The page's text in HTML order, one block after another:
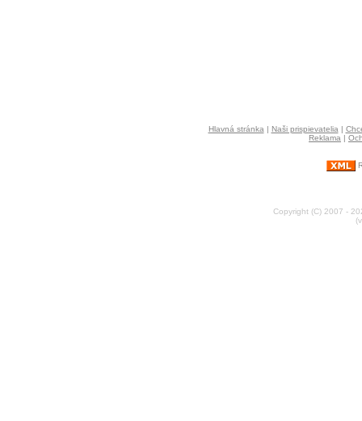
Hlavná stránka | Naši prispievatelia |
Reklama |
Copyright (C) 2007 -